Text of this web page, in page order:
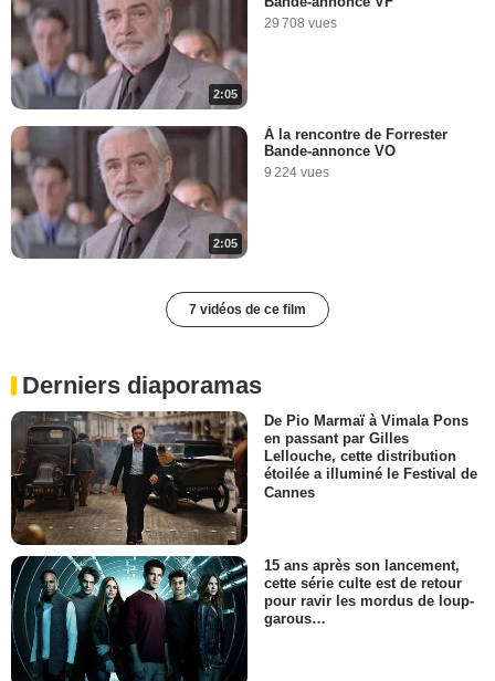
2:05
29 708 vues
2:05
À la rencontre de Forrester
Bande-annonce VO
9 224 vues
7 vidéos de ce film
Derniers diaporamas
De Pio Marmaï à Vimala Pons
en passant par Gilles
Lellouche, cette distribution
étoilée a illuminé le Festival de
Cannes
15 ans après son lancement,
cette série culte est de retour
pour ravir les mordus de loup-
garous…